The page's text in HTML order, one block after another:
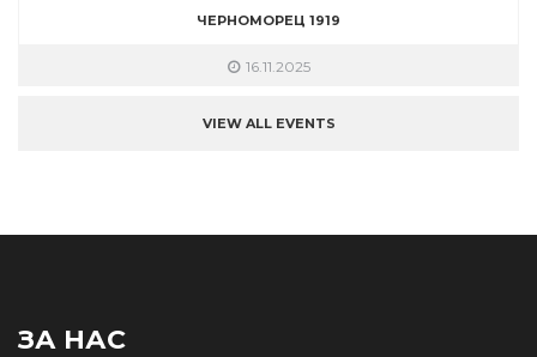
ЧЕРНОМОРЕЦ 1919
16.11.2025
VIEW ALL EVENTS
ЗА НАС